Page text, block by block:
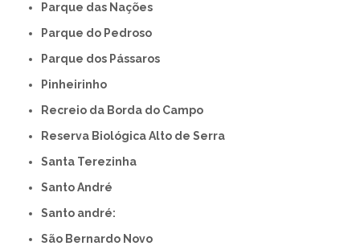
Parque das Nações
Parque do Pedroso
Parque dos Pássaros
Pinheirinho
Recreio da Borda do Campo
Reserva Biológica Alto de Serra
Santa Terezinha
Santo André
Santo andré:
São Bernardo Novo